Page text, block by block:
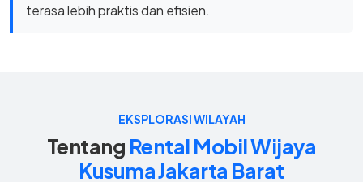
terasa lebih praktis dan efisien.
EKSPLORASI WILAYAH
Tentang Rental Mobil Wijaya
Kusuma Jakarta Barat